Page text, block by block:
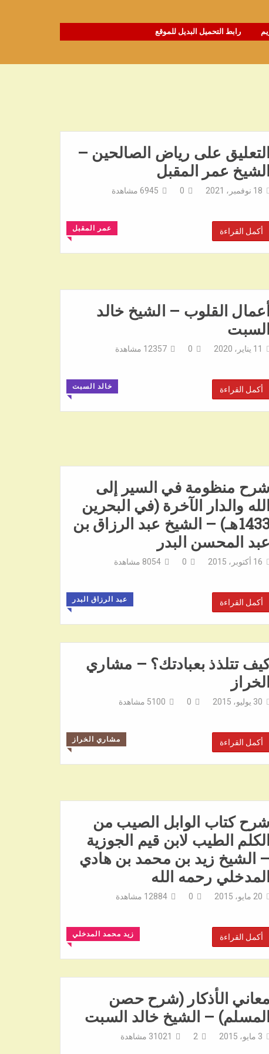
رابط التحميل البديل للموقع
التعليق على رياض الصالحين –
الشيخ عمر المقبل
18 نوفمبر، 2021 0
6945 مشاهدة
عمر المقبل
◥
أكمل القراءة
أعمال القلوب – الشيخ خالد
السبت
11 يناير، 2020 0
12357 مشاهدة
خالد السبت
◥
أكمل القراءة
شرح منظومة في السير إلى
الله والدار الآخرة (في البحرين
1433هـ) – الشيخ عبد الرزاق بن
عبد المحسن البدر
16 أكتوبر، 2015 0
8054 مشاهدة
عبد الرزاق البدر
◥
أكمل القراءة
تتلذذ بعبادتك؟ – مشاري
الخراز
30 يوليو، 2015 0
5100 مشاهدة
مشاري الخراز
◥
أكمل القراءة
شرح كتاب الوابل الصيب من
الكلم الطيب لابن قيم الجوزية
– الشيخ زيد بن محمد بن هادي
المدخلي رحمه الله
20 مايو، 2015 0
12884 مشاهدة
زيد محمد المدخلي
◥
أكمل القراءة
معاني الأذكار (شرح حصن
المسلم) – الشيخ خالد السبت
3 مايو، 2015 2
31021 مشاهدة